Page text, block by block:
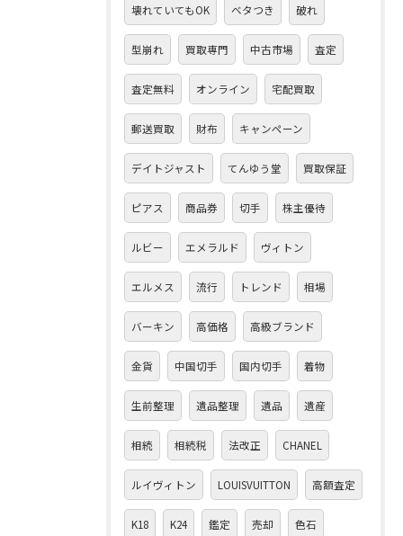
壊れていてもOK ベタつき 破れ
型崩れ 買取専門 中古市場 査定
査定無料 オンライン 宅配買取
郵送買取 財布 キャンペーン
デイトジャスト てんゆう堂 買取保証
ピアス 商品券 切手 株主優待
ルビー エメラルド ヴィトン
エルメス 流行 トレンド 相場
バーキン 高価格 高級ブランド
金貨 中国切手 国内切手 着物
生前整理 遺品整理 遺品 遺産
相続 相続税 法改正 CHANEL
ルイヴィトン LOUISVUITTON 高額査定
K18 K24 鑑定 売却 色石